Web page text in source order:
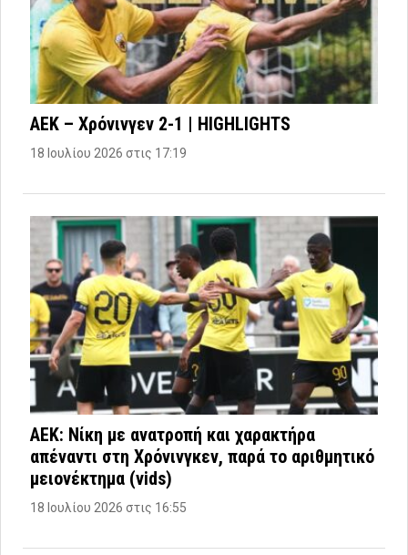
ΑΕΚ – Χρόνινγεν 2-1 | HIGHLIGHTS
18 Ιουλίου 2026 στις 17:19
ΑΕΚ: Νίκη με ανατροπή και χαρακτήρα
απέναντι στη Χρόνινγκεν, παρά το αριθμητικό
μειονέκτημα (vids)
18 Ιουλίου 2026 στις 16:55